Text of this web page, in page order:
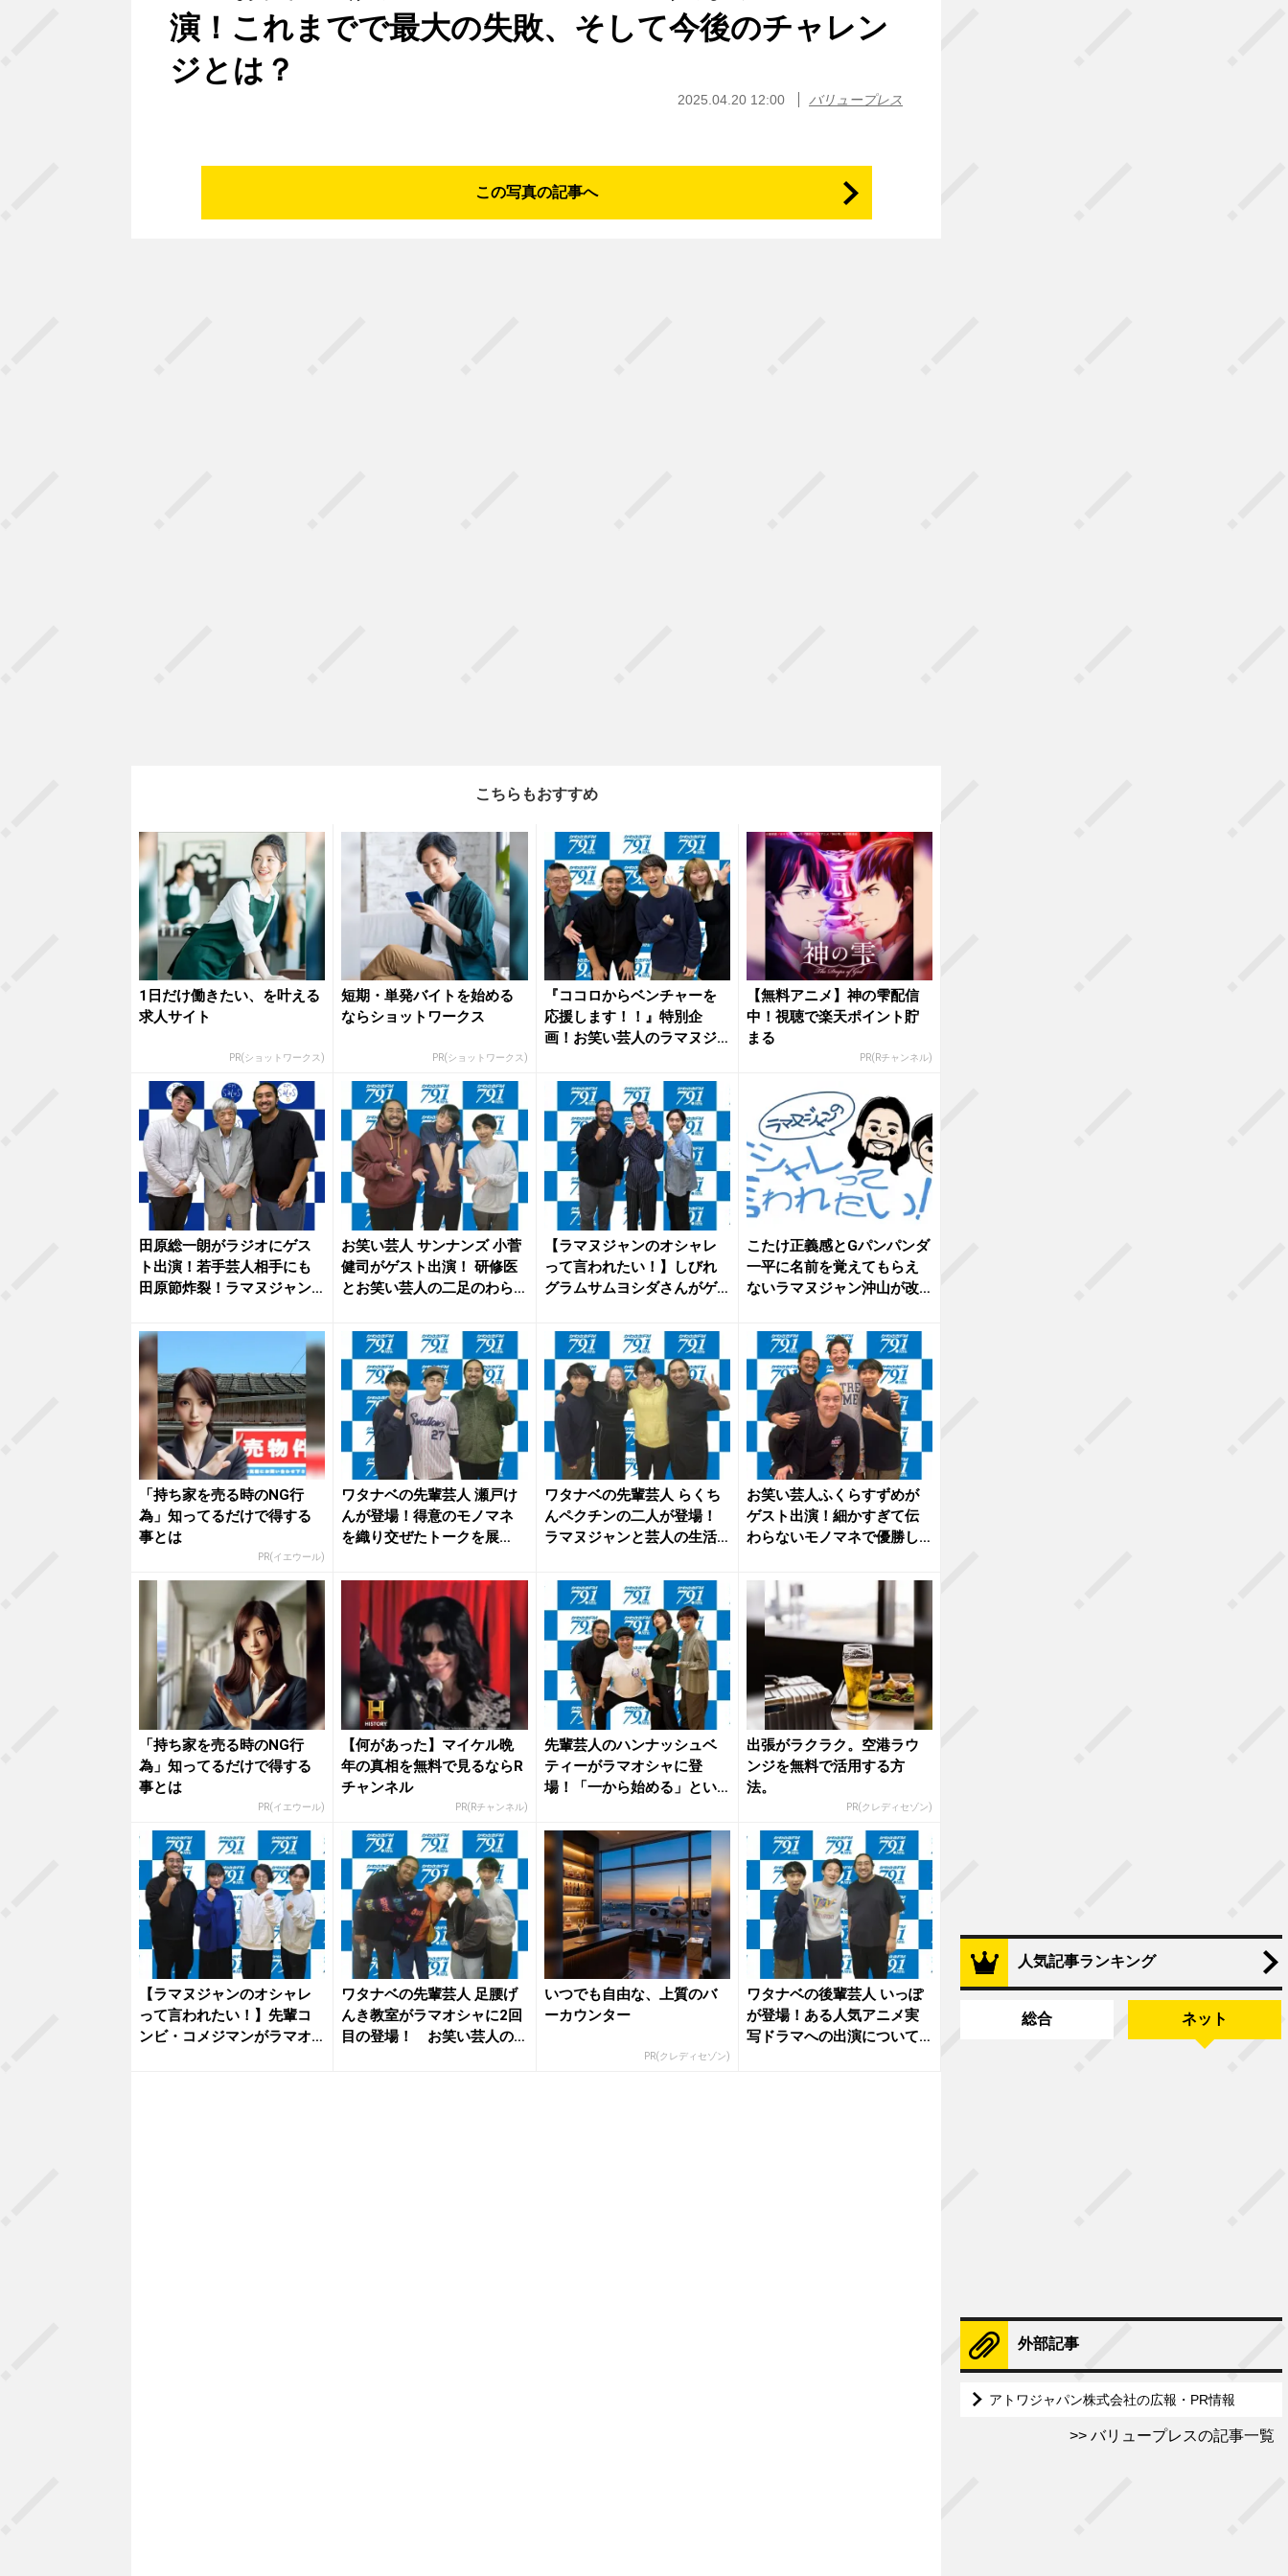
演！これまでで最大の失敗、そして今後のチャレン
ジとは？
2025.04.20 12:00 バリュープレス
この写真の記事へ
こちらもおすすめ
1日だけ働きたい、を叶える
求人サイト
PR(ショットワークス)
短期・単発バイトを始める
ならショットワークス
PR(ショットワークス)
『ココロからベンチャーを
応援します！！』特別企
画！お笑い芸人のラマヌジ
【無料アニメ】神の雫配信
中！視聴で楽天ポイント貯
まる
PR(Rチャンネル)
田原総一朗がラジオにゲス
ト出演！若手芸人相手にも
田原節炸裂！ラマヌジャン
お笑い芸人 サンナンズ 小菅
健司がゲスト出演！ 研修医
とお笑い芸人の二足のわら
【ラマヌジャンのオシャレ
って言われたい！】しびれ
グラムサムヨシダさんがゲ
こたけ正義感とGパンパンダ
一平に名前を覚えてもらえ
ないラマヌジャン沖山が改
「持ち家を売る時のNG行
為」知ってるだけで得する
事とは
PR(イエウール)
ワタナベの先輩芸人 瀬戸け
んが登場！得意のモノマネ
を織り交ぜたトークを展
ワタナベの先輩芸人 らくち
んペクチンの二人が登場！
ラマヌジャンと芸人の生活
お笑い芸人ふくらすずめが
ゲスト出演！細かすぎて伝
わらないモノマネで優勝し
「持ち家を売る時のNG行
為」知ってるだけで得する
事とは
PR(イエウール)
【何があった】マイケル晩
年の真相を無料で見るならR
チャンネル
PR(Rチャンネル)
先輩芸人のハンナッシュベ
ティーがラマオシャに登
場！「一から始める」とい
出張がラクラク。空港ラウ
ンジを無料で活用する方
法。
PR(クレディセゾン)
【ラマヌジャンのオシャレ
って言われたい！】先輩コ
ンビ・コメジマンがラマオ
ワタナベの先輩芸人 足腰げ
んき教室がラマオシャに2回
目の登場！ お笑い芸人の
いつでも自由な、上質のバ
ーカウンター
PR(クレディセゾン)
ワタナベの後輩芸人 いっぽ
が登場！ある人気アニメ実
写ドラマへの出演について
人気記事ランキング
総合 ネット
外部記事
アトワジャパン株式会社の広報・PR情報
バリュープレスの記事一覧